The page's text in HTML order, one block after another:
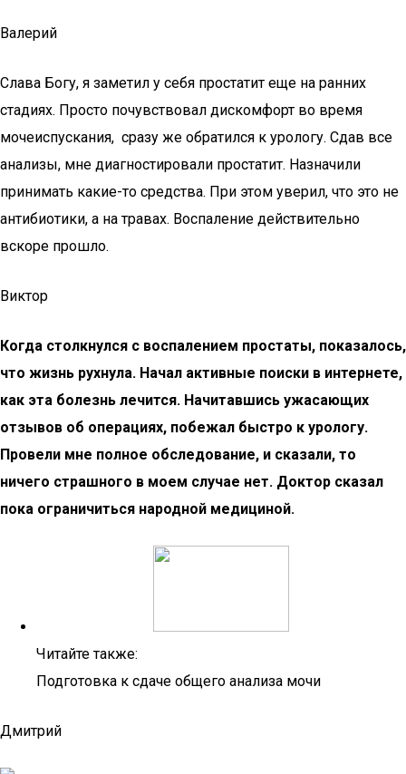
Валерий
Слава Богу, я заметил у себя простатит еще на ранних
стадиях. Просто почувствовал дискомфорт во время
мочеиспускания, сразу же обратился к урологу. Сдав все
анализы, мне диагностировали простатит. Назначили
принимать какие-то средства. При этом уверил, что это не
антибиотики, а на травах. Воспаление действительно
вскоре прошло.
Виктор
Когда столкнулся с воспалением простаты, показалось,
что жизнь рухнула. Начал активные поиски в интернете,
как эта болезнь лечится. Начитавшись ужасающих
отзывов об операциях, побежал быстро к урологу.
Провели мне полное обследование, и сказали, то
ничего страшного в моем случае нет. Доктор сказал
пока ограничиться народной медициной.
Читайте также:
Подготовка к сдаче общего анализа мочи
Дмитрий